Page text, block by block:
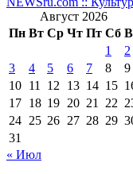
Август 2026
Пн Вт Ср Чт Пт Сб
1
2
3
4 5 6 7 8
9
10 11 12 13 14 15
17 18 19 20 21 22
24 25 26 27 28 29
31
« Июл